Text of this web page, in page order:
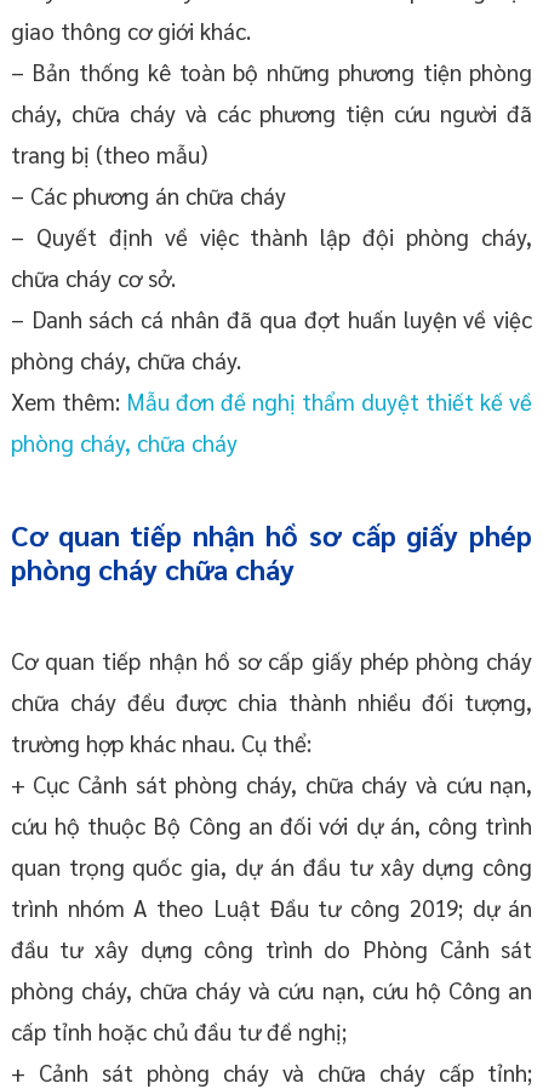
giao thông cơ giới khác.
– Bản thống kê toàn bộ những phương tiện phòng
cháy, chữa cháy và các phương tiện cứu người đã
trang bị (theo mẫu)
– Các phương án chữa cháy
– Quyết định về việc thành lập đội phòng cháy,
chữa cháy cơ sở.
– Danh sách cá nhân đã qua đợt huấn luyện về việc
phòng cháy, chữa cháy.
Xem thêm: Mẫu đơn đề nghị thẩm duyệt thiết kế về
phòng cháy, chữa cháy
Cơ quan tiếp nhận hồ sơ cấp giấy phép
phòng cháy chữa cháy
Cơ quan tiếp nhận hồ sơ cấp giấy phép phòng cháy
chữa cháy đều được chia thành nhiều đối tượng,
trường hợp khác nhau. Cụ thể:
+ Cục Cảnh sát phòng cháy, chữa cháy và cứu nạn,
cứu hộ thuộc Bộ Công an đối với dự án, công trình
quan trọng quốc gia, dự án đầu tư xây dựng công
trình nhóm A theo Luật Đầu tư công 2019; dự án
đầu tư xây dựng công trình do Phòng Cảnh sát
phòng cháy, chữa cháy và cứu nạn, cứu hộ Công an
cấp tỉnh hoặc chủ đầu tư đề nghị;
+ Cảnh sát phòng cháy và chữa cháy cấp tỉnh;